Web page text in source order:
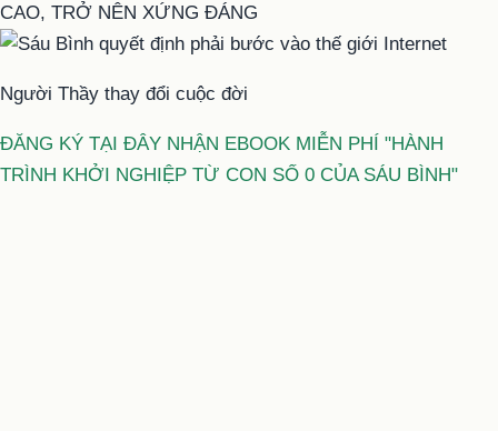
CAO, TRỞ NÊN XỨNG ĐÁNG
Người Thầy thay đổi cuộc đời
ĐĂNG KÝ TẠI ĐÂY NHẬN EBOOK MIỄN PHÍ "HÀNH
TRÌNH KHỞI NGHIỆP TỪ CON SỐ 0 CỦA SÁU BÌNH"